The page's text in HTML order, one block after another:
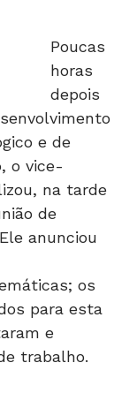
horas
depois
e de
o vice-
na tarde
de
anunciou
os
para esta
e
trabalho.